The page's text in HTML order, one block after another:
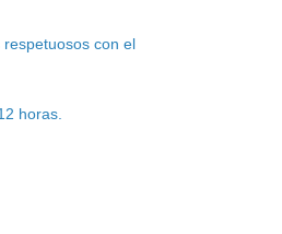
con el
horas.